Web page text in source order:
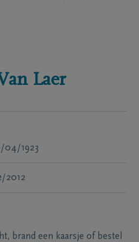
Laer
04/1923
2012
brand een kaarsje of bestel